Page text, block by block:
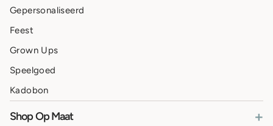
Gepersonaliseerd
Feest
Grown Ups
Speelgoed
Kadobon
Shop Op Maat +